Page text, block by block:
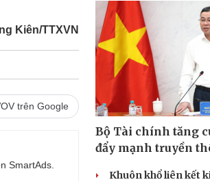
Kiên/TTXVN
trên Google
SmartAds.
Bộ Tài chính tăng
đẩy mạnh truyền
Khuôn khổ liên kết